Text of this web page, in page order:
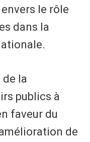
le rôle
dans la
la
publics à
faveur du
de